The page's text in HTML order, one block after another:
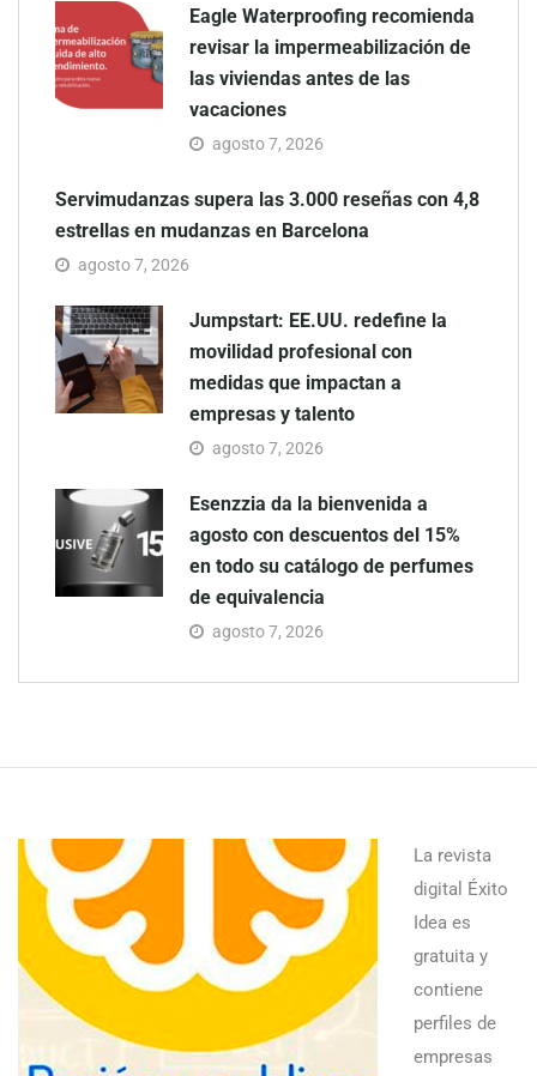
Eagle Waterproofing recomienda
revisar la impermeabilización de
las viviendas antes de las
vacaciones
agosto 7, 2026
Servimudanzas supera las 3.000 reseñas con 4,8
estrellas en mudanzas en Barcelona
agosto 7, 2026
Jumpstart: EE.UU. redefine la
movilidad profesional con
medidas que impactan a
empresas y talento
agosto 7, 2026
Esenzzia da la bienvenida a
agosto con descuentos del 15%
en todo su catálogo de perfumes
de equivalencia
agosto 7, 2026
La revista
digital Éxito
Idea es
gratuita y
contiene
perfiles de
empresas